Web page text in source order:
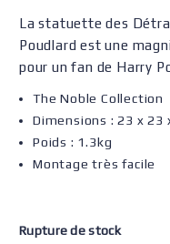
La statuette des
Poudlard est une
pour un fan de Harry
The Noble Collection
Dimensions : 23 x 23
Poids : 1.3kg
Montage très facile
Rupture de stock